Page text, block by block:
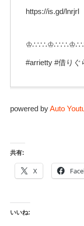
https://is.gd/lnrjrI​
#arrietty #借りぐ
powered byAuto
共有:
X
いいね: